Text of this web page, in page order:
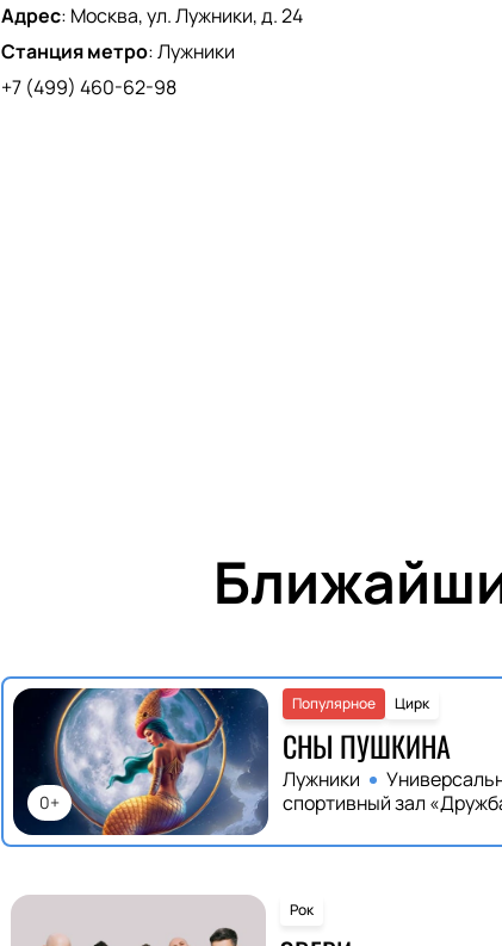
Адрес: Москва, ул. Лужники, д. 24
Станция метро:Лужники
+7 (499) 460-62-98
0+
Цирк
Популярное
СНЫ ПУШКИНА
Лужники
спортивный зал
Рок